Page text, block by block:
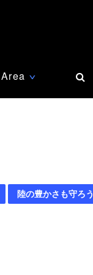
Area ∨
陸の豊かさも守ろう